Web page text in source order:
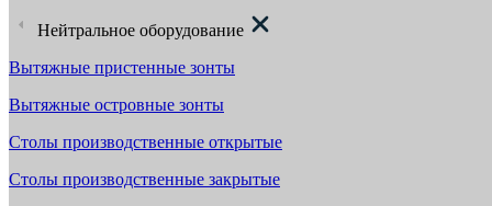
Нейтральное оборудование
Вытяжные пристенные зонты
Вытяжные островные зонты
Столы производственные открытые
Столы производственные закрытые